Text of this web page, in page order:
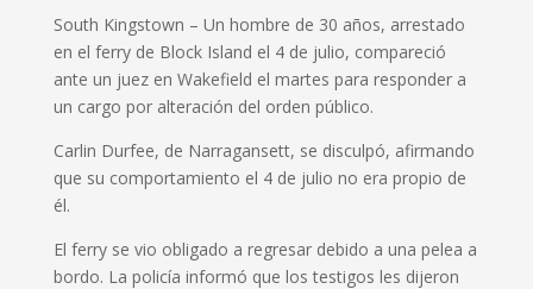
South Kingstown – Un hombre de 30 años, arrestado
en el ferry de Block Island el 4 de julio, compareció
ante un juez en Wakefield el martes para responder a
un cargo por alteración del orden público.
Carlin Durfee, de Narragansett, se disculpó, afirmando
que su comportamiento el 4 de julio no era propio de
él.
El ferry se vio obligado a regresar debido a una pelea a
bordo. La policía informó que los testigos les dijeron